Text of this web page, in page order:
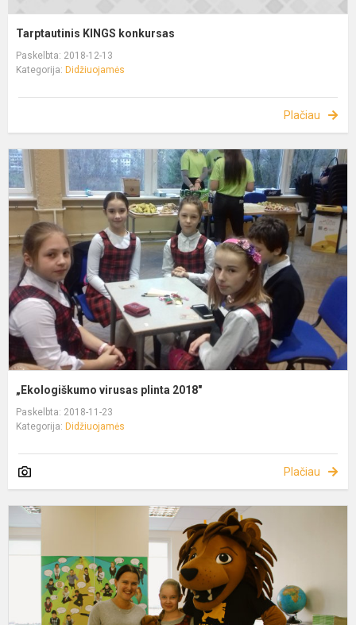
Tarptautinis KINGS konkursas
Paskelbta: 2018-12-13
Kategorija: Didžiuojamės
Plačiau
„Ekologiškumo virusas plinta 2018"
Paskelbta: 2018-11-23
Kategorija: Didžiuojamės
Plačiau